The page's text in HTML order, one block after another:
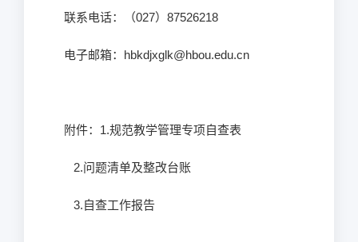
联系电话：（027） 87526218
电子邮箱： hbkdjxglk@hbou.edu.cn
附件： 1.规范教学管理专项自查表
2.问题清单及整改台账
3. 自查工作报告